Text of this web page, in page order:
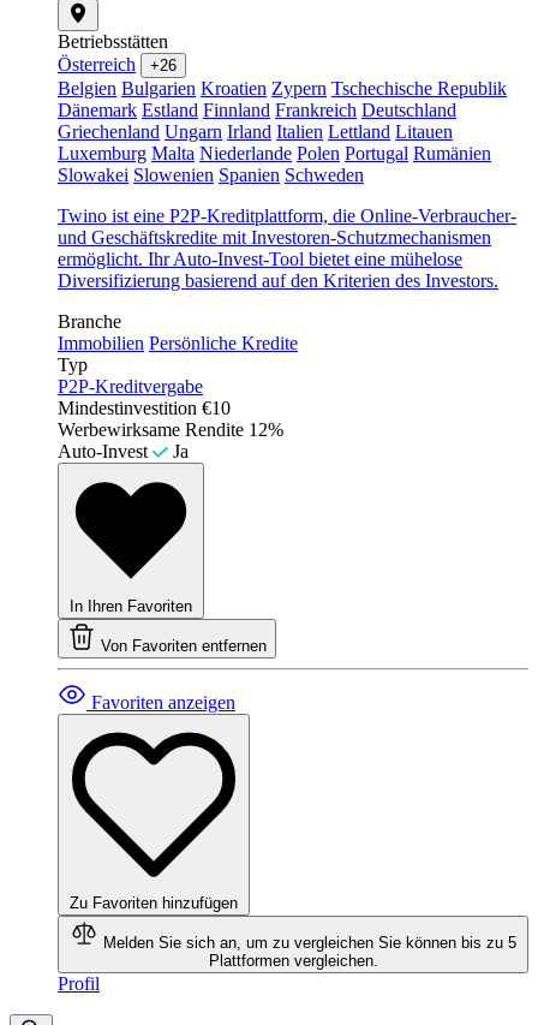
Betriebsstätten
Österreich
+26
Belgien Bulgarien Kroatien Zypern Tschechische Republik
Dänemark Estland Finnland Frankreich Deutschland
Griechenland Ungarn Irland Italien Lettland Litauen
Luxemburg Malta Niederlande Polen Portugal Rumänien
Slowakei Slowenien Spanien Schweden
Twino ist eine P2P-Kreditplattform, die Online-Verbraucher-
und Geschäftskredite mit Investoren-Schutzmechanismen
ermöglicht. Ihr Auto-Invest-Tool bietet eine mühelose
Diversifizierung basierend auf den Kriterien des Investors.
Branche
Immobilien Persönliche Kredite
Typ
P2P-Kreditvergabe
Mindestinvestition €10
Werbewirksame Rendite 12%
Auto-Invest
Ja
In Ihren Favoriten
Von Favoriten entfernen
Favoriten anzeigen
Zu Favoriten hinzufügen
Melden Sie sich an, um zu vergleichen Sie können bis zu 5
Plattformen vergleichen.
Profil